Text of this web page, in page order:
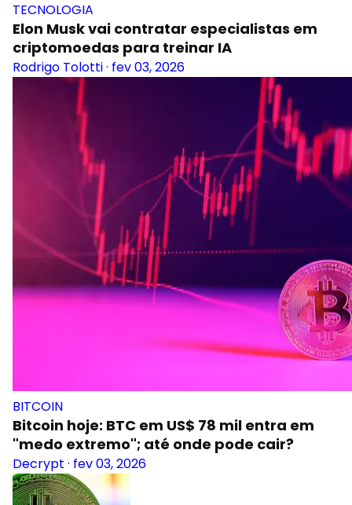
TECNOLOGIA
Elon Musk vai contratar especialistas em
criptomoedas para treinar IA
Rodrigo Tolotti· fev 03, 2026
BITCOIN
Bitcoin hoje: BTC em US$ 78 mil entra em
"medo extremo"; até onde pode cair?
Decrypt · fev 03, 2026